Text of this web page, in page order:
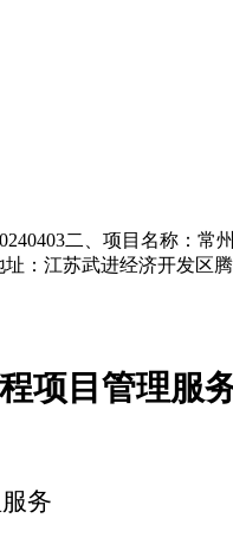
二、项目名称：常
：江苏武进经济开发区
项目管理服
务